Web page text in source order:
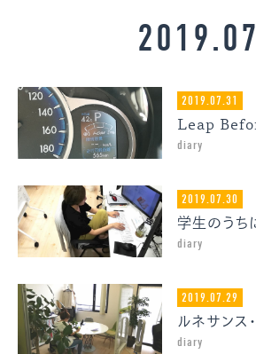
2019.07
2019.07.31
diary
2019.07.30
diary
2019.07.29
diary